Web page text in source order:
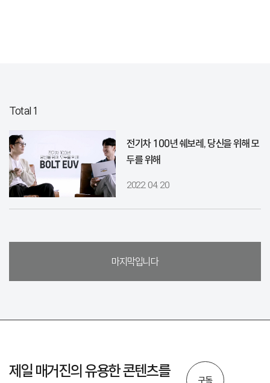
Total 1
전기차 100년 쉐보레, 당신을 위해 모
두를 위해
2022. 04. 20
마지막입니다
제일 매거진의 유용한 콘텐츠를
구독